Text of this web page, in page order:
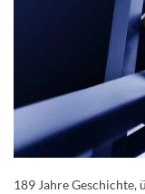
189 Jahre